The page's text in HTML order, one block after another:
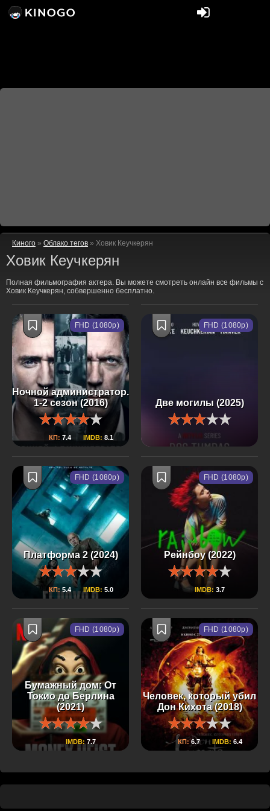
Киного » Облако тегов » Ховик Кеучкерян
Ховик Кеучкерян
Полная фильмография актера. Вы можете смотреть онлайн все фильмы с
Ховик Кеучкерян, собвершенно бесплатно.
Ночной администратор.
1-2 сезон (2016)
КП: 7.4 IMDB: 8.1
FHD (1080p)
Две могилы (2025)
FHD (1080p)
Платформа 2 (2024)
КП:5.4 IMDB: 5.0
FHD (1080p)
Рейнбоу (2022)
IMDB: 3.7
FHD (1080p)
Бумажный дом: От
Токио до Берлина
(2021)
IMDB: 7.7
FHD (1080p)
Человек, который убил
Дон Кихота (2018)
КП:6.7 IMDB:6.4
FHD (1080p)